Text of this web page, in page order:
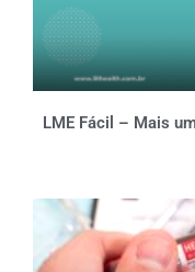
LME Fácil – Mais